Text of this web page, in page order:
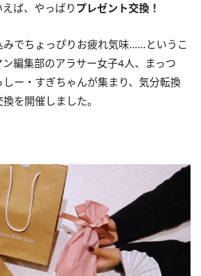
ば、やっぱり プレゼント交換！
みでちょっぴりお疲れ気味……というこ
編集部のアラサー女子4人、まっつ
ー・すぎちゃんが集まり、気分転換
を開催しました。